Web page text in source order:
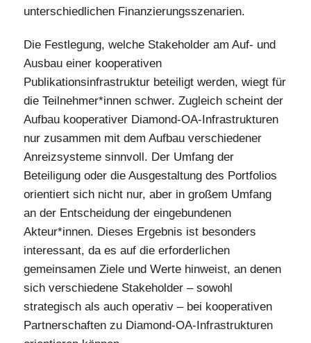
unterschiedlichen Finanzierungsszenarien.
Die Festlegung, welche Stakeholder am Auf- und
Ausbau einer kooperativen
Publikationsinfrastruktur beteiligt werden, wiegt für
die Teilnehmer*innen schwer. Zugleich scheint der
Aufbau kooperativer Diamond-OA-Infrastrukturen
nur zusammen mit dem Aufbau verschiedener
Anreizsysteme sinnvoll. Der Umfang der
Beteiligung oder die Ausgestaltung des Portfolios
orientiert sich nicht nur, aber in großem Umfang
an der Entscheidung der eingebundenen
Akteur*innen. Dieses Ergebnis ist besonders
interessant, da es auf die erforderlichen
gemeinsamen Ziele und Werte hinweist, an denen
sich verschiedene Stakeholder – sowohl
strategisch als auch operativ – bei kooperativen
Partnerschaften zu Diamond-OA-Infrastrukturen